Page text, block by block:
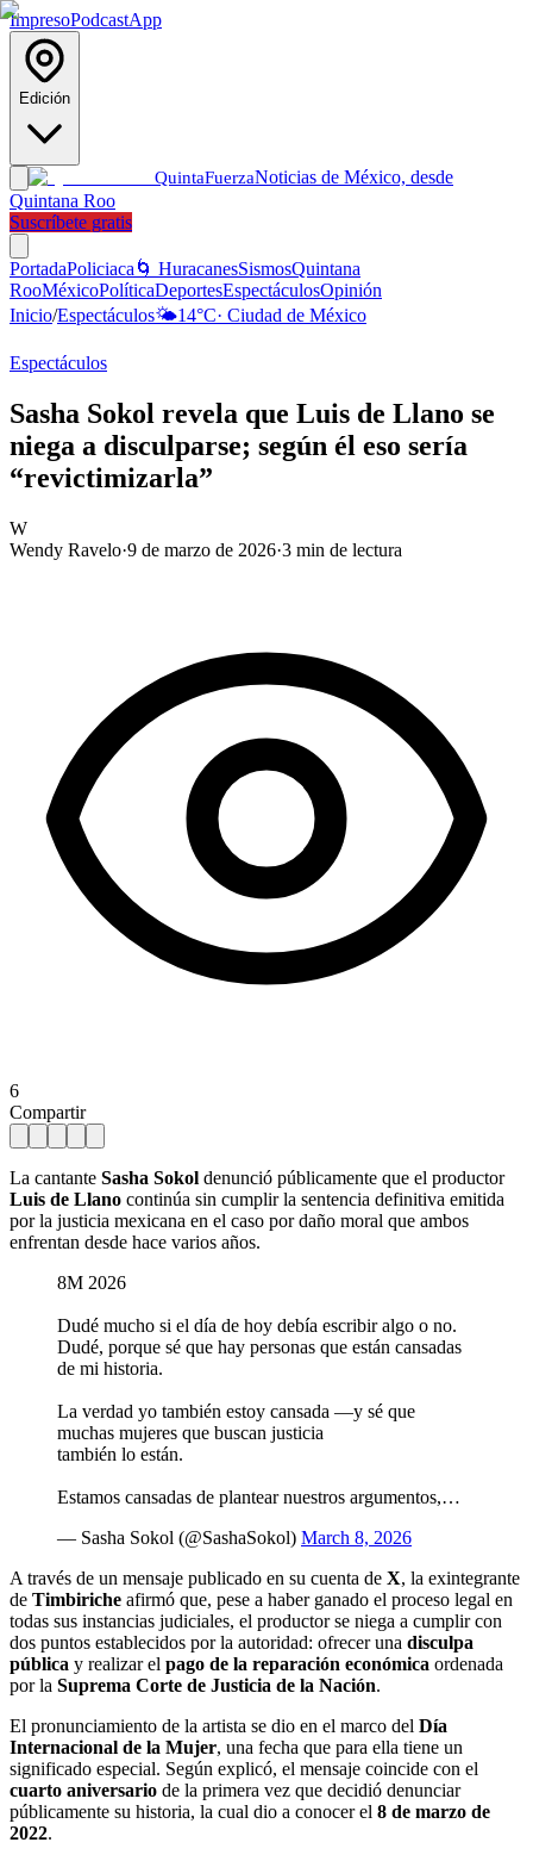
ImpresoPodcastApp
Edición
QuintaFuerzaNoticias de México, desde
Quintana Roo
Suscríbete gratis
PortadaPoliciaca 🌀 HuracanesSismosQuintana
RooMéxicoPolíticaDeportesEspectáculosOpinión
Inicio/Espectáculos🌤️14°C· Ciudad de México
Espectáculos
Sasha Sokol revela que Luis de Llano se
niega a disculparse; según él eso sería
“revictimizarla”
W
Wendy Ravelo·9 de marzo de 2026·3 min de lectura
6
Compartir
La cantante Sasha Sokol denunció públicamente que el productor
Luis de Llano continúa sin cumplir la sentencia definitiva emitida
por la justicia mexicana en el caso por daño moral que ambos
enfrentan desde hace varios años.
8M 2026
Dudé mucho si el día de hoy debía escribir algo o no.
Dudé, porque sé que hay personas que están cansadas
de mi historia.
La verdad yo también estoy cansada —y sé que
muchas mujeres que buscan justicia
también lo están.
Estamos cansadas de plantear nuestros argumentos,…
— Sasha Sokol (@SashaSokol) March 8, 2026
A través de un mensaje publicado en su cuenta de X, la exintegrante
de Timbiriche afirmó que, pese a haber ganado el proceso legal en
todas sus instancias judiciales, el productor se niega a cumplir con
dos puntos establecidos por la autoridad: ofrecer una disculpa
pública y realizar el pago de la reparación económica ordenada
por la Suprema Corte de Justicia de la Nación.
El pronunciamiento de la artista se dio en el marco del Día
Internacional de la Mujer, una fecha que para ella tiene un
significado especial. Según explicó, el mensaje coincide con el
cuarto aniversario de la primera vez que decidió denunciar
públicamente su historia, la cual dio a conocer el 8 de marzo de
2022.